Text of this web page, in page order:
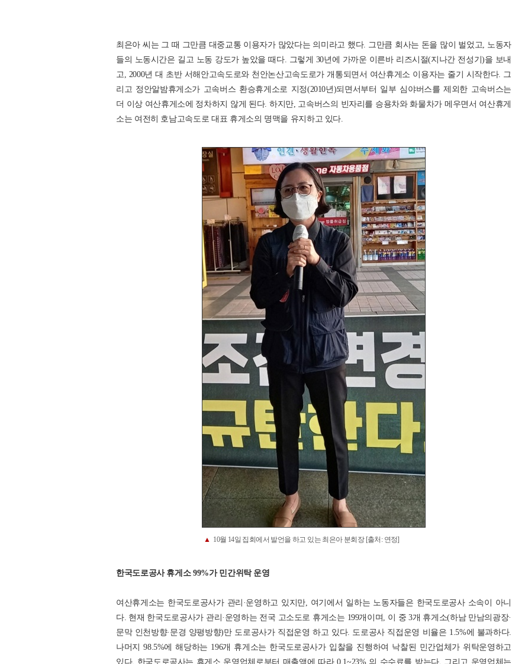
최은아 씨는 그 때 그만큼 대중교통 이용자가 많았다는 의미라고 했다. 그만큼 회사는 돈을 많이 벌었고, 노동자
들의 노동시간은 길고 노동 강도가 높았을 때다. 그렇게 30년에 가까운 이른바 리즈시절(지나간 전성기)을 보내
고, 2000년 대 초반 서해안고속도로와 천안논산고속도로가 개통되면서 여산휴게소 이용자는 줄기 시작한다. 그
리고 정안알밤휴게소가 고속버스 환승휴게소로 지정(2010년)되면서부터 일부 심야버스를 제외한 고속버스는
더 이상 여산휴게소에 정차하지 않게 된다. 하지만, 고속버스의 빈자리를 승용차와 화물차가 메우면서 여산휴게
소는 여전히 호남고속도로 대표 휴게소의 명맥을 유지하고 있다.
▲ 10월 14일 집회에서 발언을 하고 있는 최은아 분회장 [출처: 연정]
한국도로공사 휴게소 99%가 민간위탁 운영
여산휴게소는 한국도로공사가 관리·운영하고 있지만, 여기에서 일하는 노동자들은 한국도로공사 소속이 아니
다. 현재 한국도로공사가 관리·운영하는 전국 고소도로 휴게소는 199개이며, 이 중 3개 휴게소(하남 만남의광장·
문막 인천방향·문경 양평방향)만 도로공사가 직접운영 하고 있다. 도로공사 직접운영 비율은 1.5%에 불과하다.
나머지 98.5%에 해당하는 196개 휴게소는 한국도로공사가 입찰을 진행하여 낙찰된 민간업체가 위탁운영하고
있다. 한국도로공사는 휴게소 운영업체로부터 매출액에 따라 0.1~23% 의 수수료를 받는다. 그리고 운영업체는